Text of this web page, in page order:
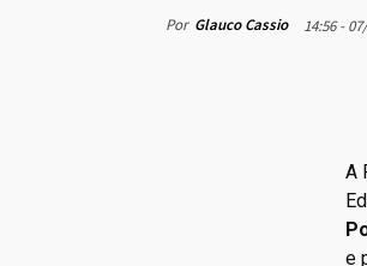
Por Glauco Cassio 14:56 -
A
e